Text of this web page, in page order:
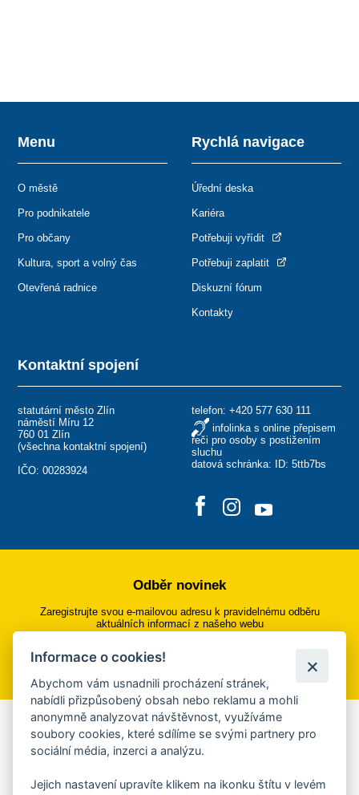
Kontaktní spojení
statutární město Zlín
náměstí Míru 12
760 01 Zlín
(všechna kontaktní spojení)
IČO: 00283924
telefon: +420 577 630 111
infolinka s online přepisem
řeči pro osoby s postižením
sluchu
datová schránka: ID: 5ttb7bs
Menu
O městě
Pro podnikatele
Pro občany
Kultura, sport a volný čas
Otevřená radnice
Rychlá navigace
Úřední deska
Kariéra
Potřebuji vyřídit
Potřebuji zaplatit
Diskuzní fórum
Kontakty
Odběr novinek
Zaregistrujte svou e-mailovou adresu k pravidelnému odběru
aktuálních informací z našeho webu
Přihlásit se k odběru
Aplikace Mobilní rozhlas
Chcete dostávat do svého mobilu či mailu upozornění na
ankety, pozvánky na kulturní a sportovní akce?
Informace o cookies!
Abychom vám usnadnili procházení stránek,
nabídli přizpůsobený obsah nebo reklamu a mohli
anonymně analyzovat návštěvnost, využíváme
soubory cookies, které sdílíme se svými partnery pro
sociální média, inzerci a analýzu.
Jejich nastavení upravíte klikem na ikonku štítu v levém